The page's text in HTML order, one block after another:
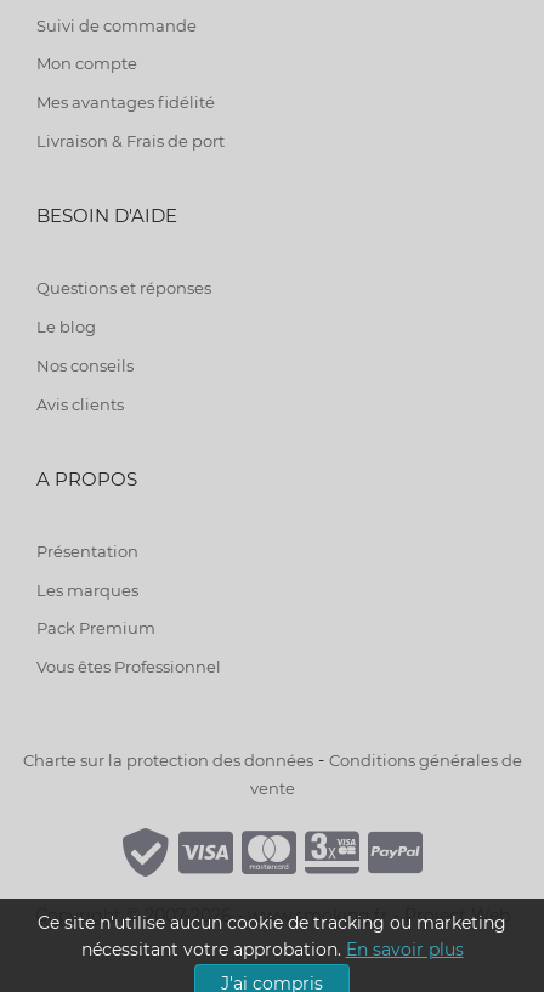
Suivi de commande
Mon compte
Mes avantages fidélité
Livraison & Frais de port
BESOIN D'AIDE
Questions et réponses
Le blog
Nos conseils
Avis clients
A PROPOS
Présentation
Les marques
Pack Premium
Vous êtes Professionnel
Charte sur la protection des données- Conditions générales de
vente
Copyright © 2007-2026 - www.smoking.fr -Project Web
Ce site n'utilise aucun cookie de tracking ou marketing
nécessitant votre approbation. En savoir plus
J'ai compris